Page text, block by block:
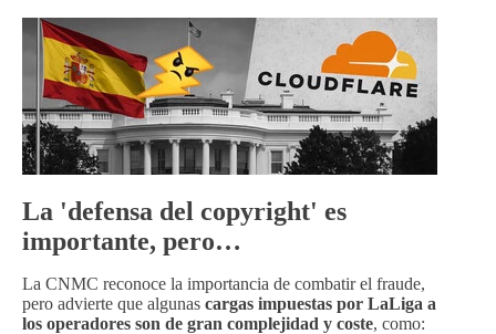
La 'defensa del copyright' es
importante, pero…
La CNMC reconoce la importancia de combatir el fraude,
pero advierte que algunas cargas impuestas por LaLiga a
los operadores son de gran complejidad y coste, como: